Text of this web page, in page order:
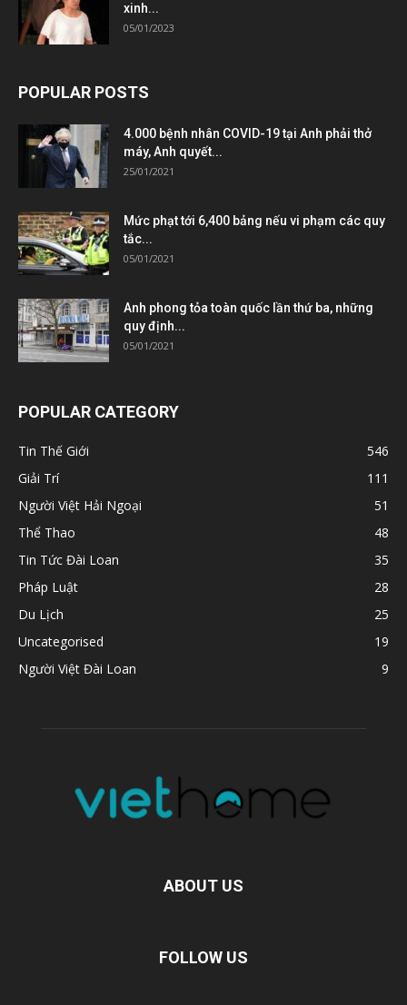
xinh...
05/01/2023
POPULAR POSTS
4.000 bệnh nhân COVID-19 tại Anh phải thở
máy, Anh quyết...
25/01/2021
Mức phạt tới 6,400 bảng nếu vi phạm các quy
tắc...
05/01/2021
Anh phong tỏa toàn quốc lần thứ ba, những
quy định...
05/01/2021
POPULAR CATEGORY
Tin Thế Giới
546
Giải Trí
111
Người Việt Hải Ngoại
51
Thể Thao
48
Tin Tức Đài Loan
35
Pháp Luật
28
Du Lịch
25
Uncategorised
19
Người Việt Đài Loan
9
ABOUT US
FOLLOW US